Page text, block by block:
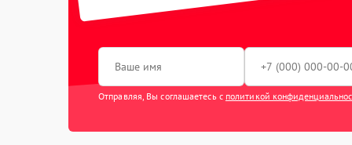
Отправляя, Вы соглашаетесь с политикой